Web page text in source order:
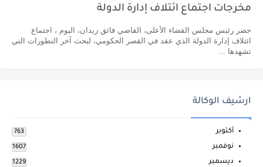
مخرجات اجتماع ائتلاف إدارة الدولة
حضر رئيس مجلس القضاء الأعلى، القاضي فائق زيدان، اليوم ، اجتماع
ائتلاف إدارة الدولة الذي عقد في القصر الحكومي، لبحث آخر التطورات التي
تشهدها ...
ارشيف الوكالة
أكتوبر 763
نوفمبر 1607
ديسمبر 1229